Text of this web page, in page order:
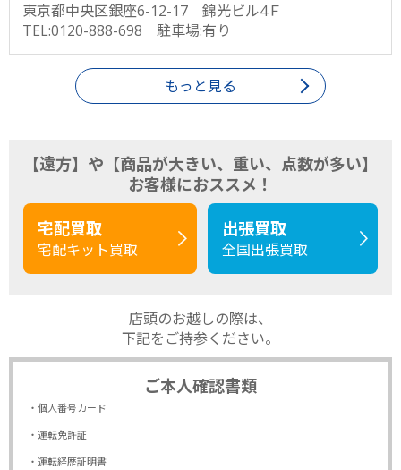
東京都中央区銀座6-12-17 錦光ビル4Ｆ
TEL:0120-888-698 駐車場:有り
もっと見る
【遠方】や【商品が大きい、重い、点数が多い】
お客様におススメ！
宅配買取
宅配キット買取
出張買取
全国出張買取
店頭のお越しの際は、
下記をご持参ください。
ご本人確認書類
・個人番号カード
・運転免許証
・運転経歴証明書